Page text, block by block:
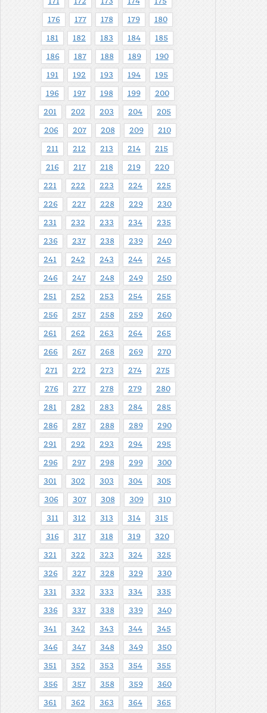
176 177 178 179 180
181 182 183 184 185
186 187 188 189 190
191 192 193 194 195
196 197 198 199 200
201 202 203 204 205
206 207 208 209 210
211 212 213 214 215
216 217 218 219 220
221 222 223 224 225
226 227 228 229 230
231 232 233 234 235
236 237 238 239 240
241 242 243 244 245
246 247 248 249 250
251 252 253 254 255
256 257 258 259 260
261 262 263 264 265
266 267 268 269 270
271 272 273 274 275
276 277 278 279 280
281 282 283 284 285
286 287 288 289 290
291 292 293 294 295
296 297 298 299 300
301 302 303 304 305
306 307 308 309 310
311 312 313 314 315
316 317 318 319 320
321 322 323 324 325
326 327 328 329 330
331 332 333 334 335
336 337 338 339 340
341 342 343 344 345
346 347 348 349 350
351 352 353 354 355
356 357 358 359 360
361 362 363 364 365